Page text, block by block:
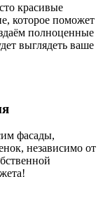
красивые
которое поможет
полноценные
выглядеть ваше
фасады,
независимо от